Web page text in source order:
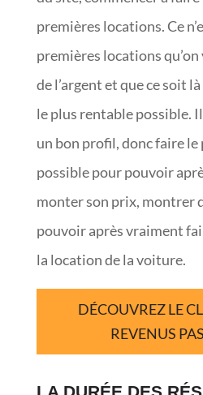
premières locations. Ce
premières locations
de l’argent et que ce soit
le plus rentable possible.
un bon profil, donc faire
possible pour pouvoir
monter son prix, montrer
pouvoir après vraiment
la location de la voiture.
DÉCOUVREZ LE
REVENUS
LA DURÉE DES